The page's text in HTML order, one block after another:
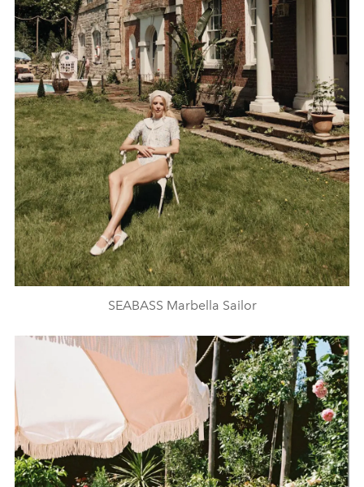
SEABASS Marbella Sailor